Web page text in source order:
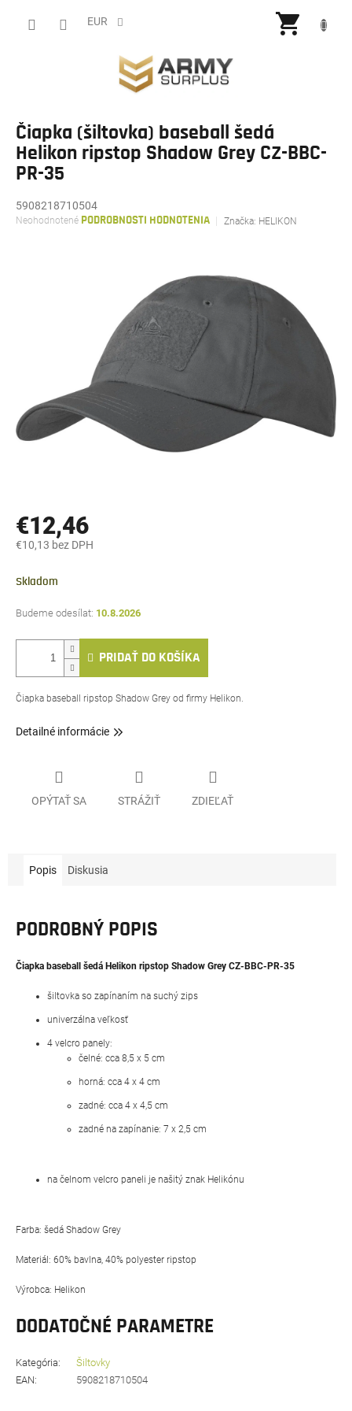
EUR
Čiapka (šiltovka) baseball šedá
Helikon ripstop Shadow Grey CZ-BBC-
PR-35
5908218710504
Priemerné
Neohodnotené PODROBNOSTI HODNOTENIA Značka: HELIKON
€12,46
€10,13 bez DPH
cena:
Skladom
10.8.2026
PRIDAŤ DO KOŠÍKA
Čiapka baseball ripstop Shadow Grey od firmy Helikon.
Detailné informácie
OPÝTAŤ SA STRÁŽIŤ ZDIEĽAŤ
Popis Diskusia
PODROBNÝ POPIS
Čiapka baseball šedá Helikon ripstop Shadow Grey CZ-BBC-PR-35
šiltovka so zapínaním na suchý zips
univerzálna veľkosť
4 velcro panely:
čelné: cca 8,5 x 5 cm
horná: cca 4 x 4 cm
zadné: cca 4 x 4,5 cm
zadné na zapínanie: 7 x 2,5 cm
na čelnom velcro paneli je našitý znak Helikónu
Farba: šedá Shadow Grey
Materiál: 60% bavlna, 40% polyester ripstop
Výrobca: Helikon
DODATOČNÉ PARAMETRE
Kategória:
Šiltovky
EAN: 5908218710504